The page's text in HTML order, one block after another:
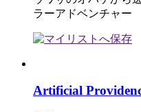
ラーアドベンチャー
Artificial